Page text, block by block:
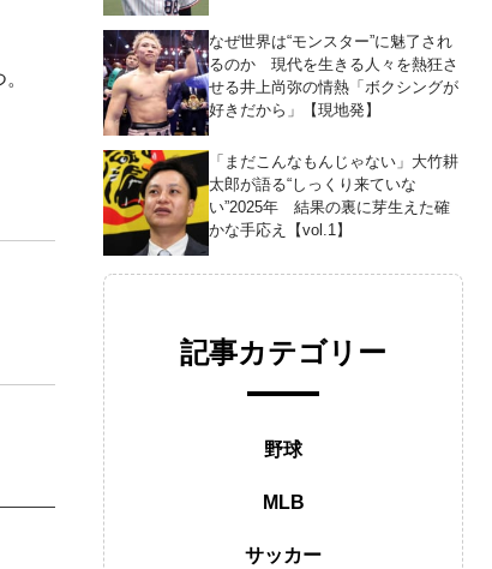
なぜ世界は“モンスター”に魅了され
るのか 現代を生きる人々を熱狂さ
せる井上尚弥の情熱「ボクシングが
好きだから」【現地発】
「まだこんなもんじゃない」大竹耕
太郎が語る“しっくり来ていな
い”2025年 結果の裏に芽生えた確
かな手応え【vol.1】
記事カテゴリー
野球
MLB
サッカー